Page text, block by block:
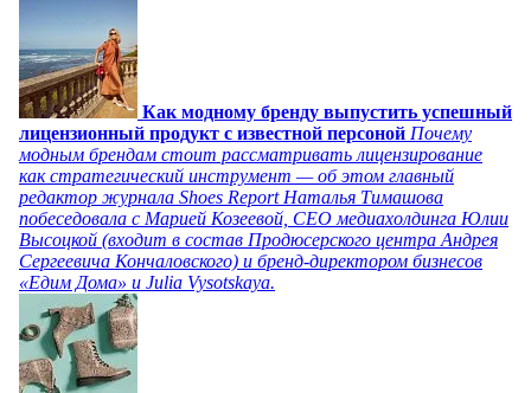
Как модному бренду выпустить успешный
лицензионный продукт с известной персоной Почему
модным брендам стоит рассматривать лицензирование
как стратегический инструмент — об этом главный
редактор журнала Shoes Report Наталья Тимашова
побеседовала с Марией Козеевой, СЕО медиахолдинга Юлии
Высоцкой (входит в состав Продюсерского центра Андрея
Сергеевича Кончаловского) и бренд-директором бизнесов
«Едим Дома» и Julia Vysotskaya.